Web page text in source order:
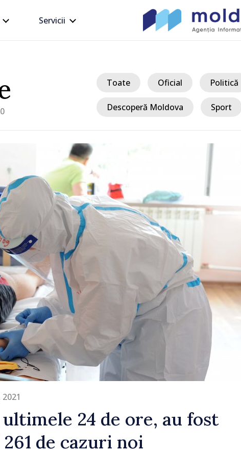
Servicii
Toate Oficial Politică
Descoperă Moldova Sport
24 de ore, au fost
de cazuri noi
/ Acum 27 minute
un miliard de lei, transferat
BNM la bugetul de stat